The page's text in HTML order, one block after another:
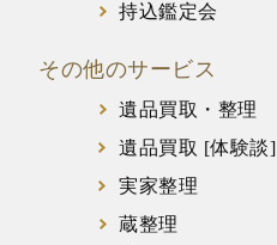
持込鑑定会
その他のサービス
遺品買取・整理
遺品買取 [体験談]
実家整理
蔵整理